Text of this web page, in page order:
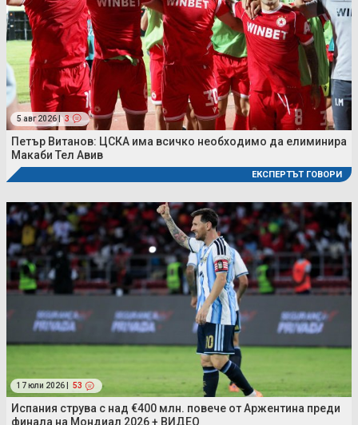
5 авг 2026 | 3
Петър Витанов: ЦСКА има всичко необходимо да елиминира
Макаби Тел Авив
ЕКСПЕРТЪТ ГОВОРИ
17 юли 2026 | 53
Испания струва с над €400 млн. повече от Аржентина преди
финала на Мондиал 2026 + ВИДЕО